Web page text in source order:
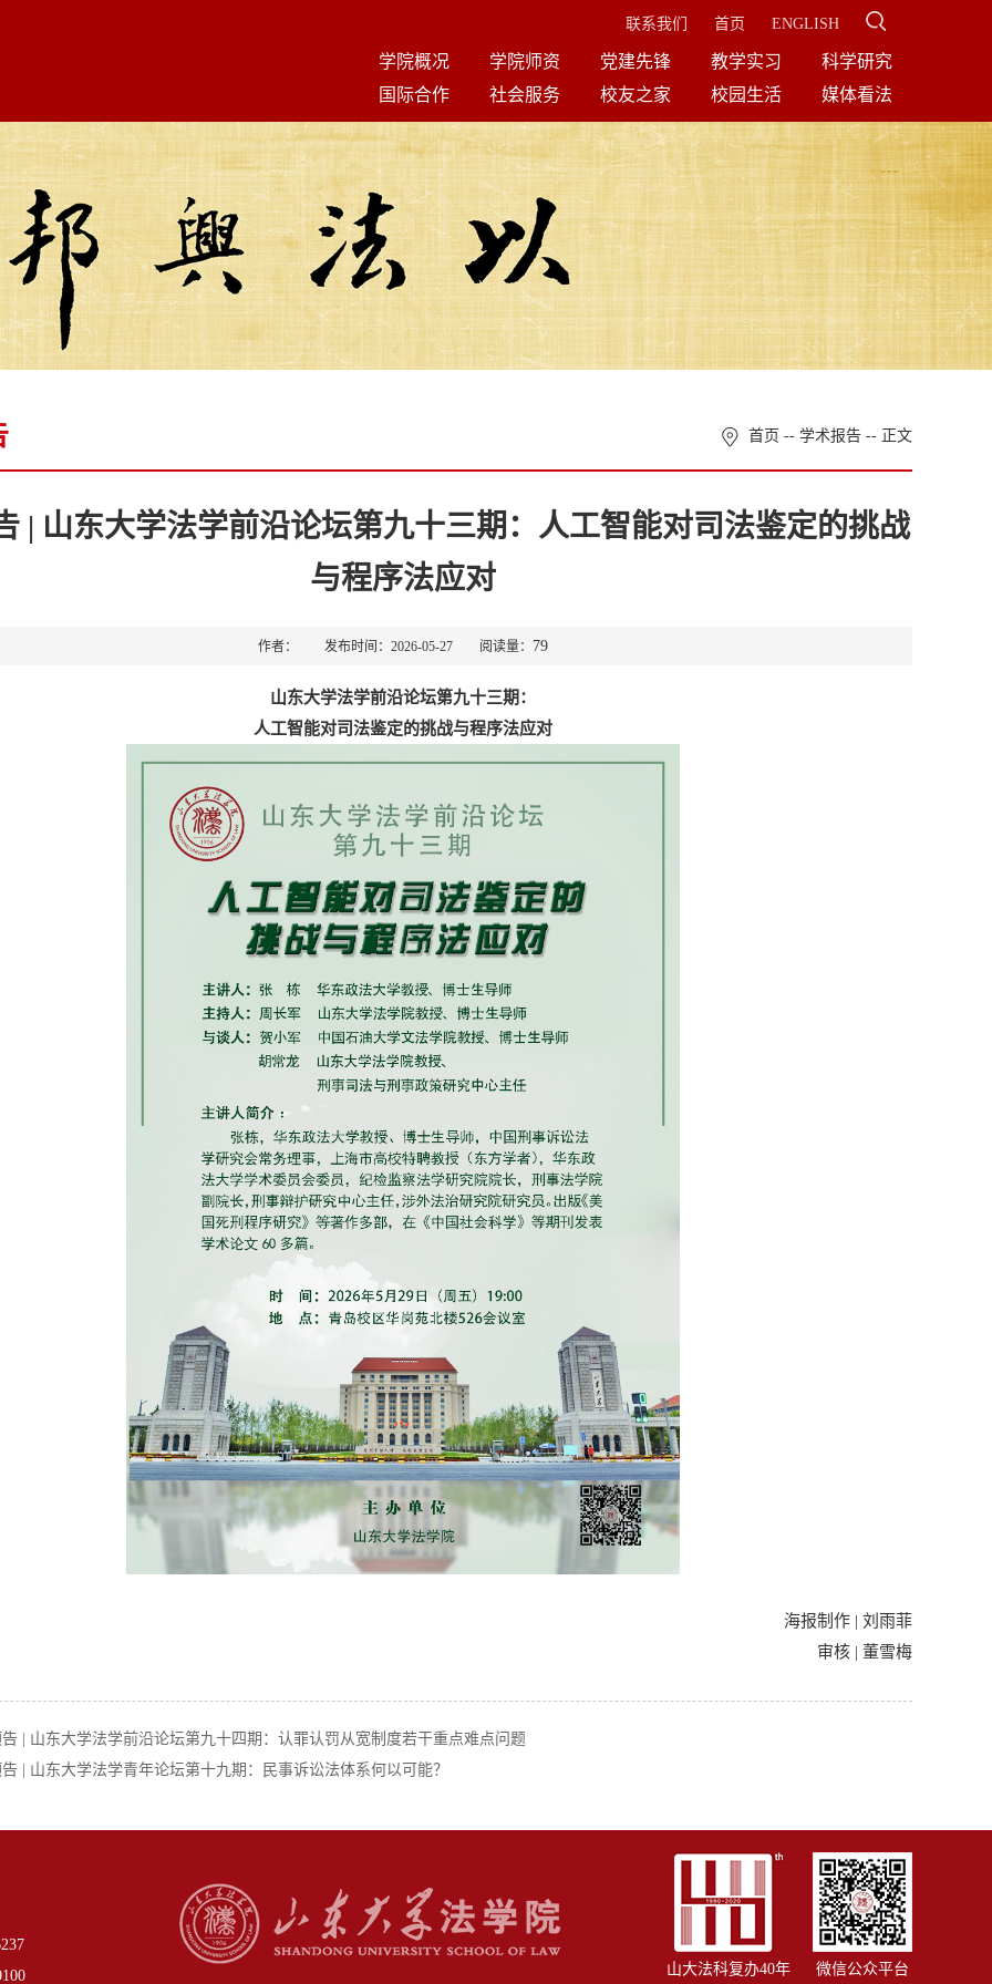
联系我们 首页 ENGLISH
学院概况 学院师资 党建先锋 教学实习
科学研究
国际合作
社会服务 校友之家 校园生活 媒体看法
首页 -- 学术报告 -- 正文
| 山东大学法学前沿论坛第九十三期：人工智能对司法鉴定的挑战
与程序法应对
作者： 发布时间：2026-05-27 阅读量： 79
山东大学法学前沿论坛第九十三期：
人工智能对司法鉴定的挑战与程序法应对
海报制作 | 刘雨菲
审核 | 董雪梅
| 山东大学法学前沿论坛第九十四期：认罪认罚从宽制度若干重点难点问题
| 山东大学法学青年论坛第十九期：民事诉讼法体系何以可能？
山大法科复办40年 微信公众平台